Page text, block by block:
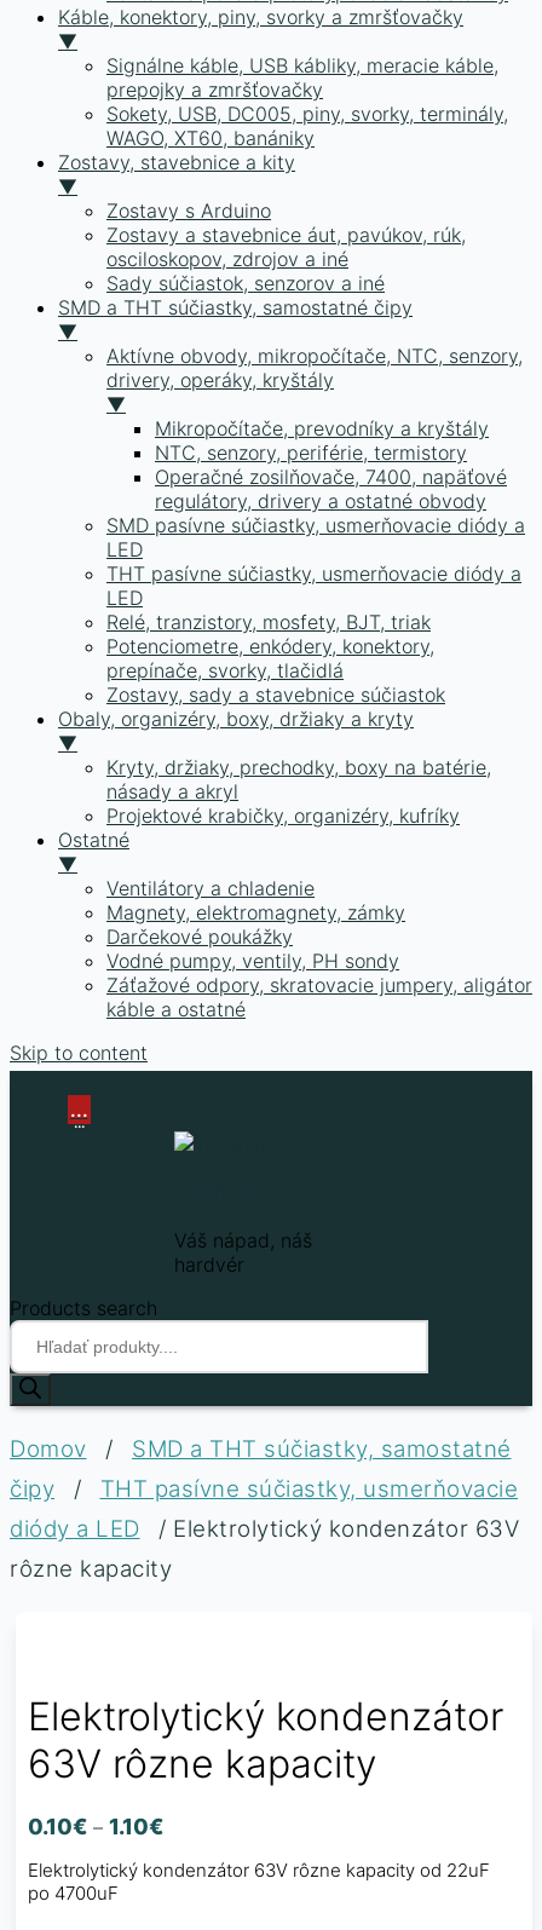
Káble, konektory, piny, svorky a zmršťovačky
▼
Signálne káble, USB kábliky, meracie káble,
prepojky a zmršťovačky
Sokety, USB, DC005, piny, svorky, terminály,
WAGO, XT60, banániky
Zostavy, stavebnice a kity
▼
Zostavy s Arduino
Zostavy a stavebnice áut, pavúkov, rúk,
osciloskopov, zdrojov a iné
Sady súčiastok, senzorov a iné
SMD a THT súčiastky, samostatné čipy
▼
Aktívne obvody, mikropočítače, NTC, senzory,
drivery, operáky, kryštály
▼
Mikropočítače, prevodníky a kryštály
NTC, senzory, periférie, termistory
Operačné zosilňovače, 7400, napäťové
regulátory, drivery a ostatné obvody
SMD pasívne súčiastky, usmerňovacie diódy a
LED
THT pasívne súčiastky, usmerňovacie diódy a
LED
Relé, tranzistory, mosfety, BJT, triak
Potenciometre, enkódery, konektory,
prepínače, svorky, tlačidlá
Zostavy, sady a stavebnice súčiastok
Obaly, organizéry, boxy, držiaky a kryty
▼
Kryty, držiaky, prechodky, boxy na batérie,
násady a akryl
Projektové krabičky, organizéry, kufríky
Ostatné
▼
Ventilátory a chladenie
Magnety, elektromagnety, zámky
Darčekové poukážky
Vodné pumpy, ventily, PH sondy
Záťažové odpory, skratovacie jumpery, aligátor
káble a ostatné
Skip to content
Váš nápad, náš
hardvér
Products search
...
...
Domov /
SMD a THT súčiastky, samostatné
čipy
/
THT pasívne súčiastky, usmerňovacie
diódy a LED
/ Elektrolytický kondenzátor 63V
rôzne kapacity
Elektrolytický kondenzátor
63V rôzne kapacity
0.10€ – 1.10€
Elektrolytický kondenzátor 63V rôzne kapacity od 22uF
po 4700uF